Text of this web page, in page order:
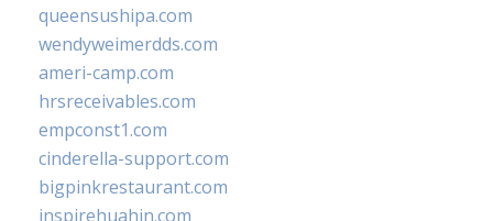
queensushipa.com
wendyweimerdds.com
ameri-camp.com
hrsreceivables.com
empconst1.com
cinderella-support.com
bigpinkrestaurant.com
inspirehuahin.com